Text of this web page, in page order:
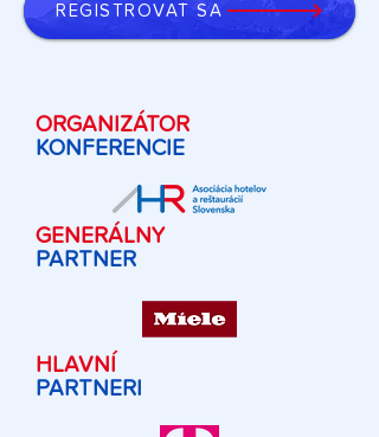
REGISTROVAŤ SA
ORGANIZÁTOR
KONFERENCIE
GENERÁLNY
PARTNER
HLAVNÍ
PARTNERI